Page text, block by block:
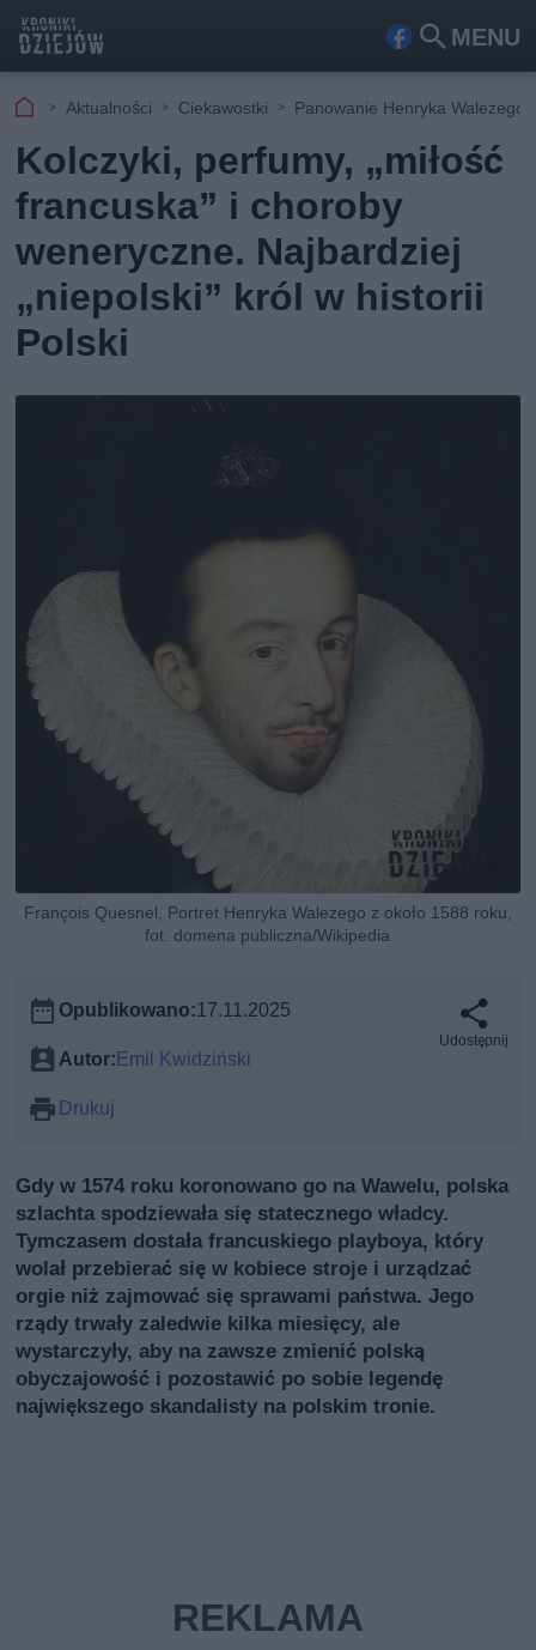
MENU
Fa
ook
Szu
kaj
Aktualności Ciekawostki Panowanie Henryka Walezego
Kolczyki, perfumy, „miłość
francuska” i choroby
weneryczne. Najbardziej
„niepolski” król w historii
Polski
François Quesnel, Portret Henryka Walezego z około 1588 roku,
fot. domena publiczna/Wikipedia
Opublikowano:17.11.2025
Autor: Emil Kwidziński
Drukuj
Udostępnij
Gdy w 1574 roku koronowano go na Wawelu, polska
szlachta spodziewała się statecznego władcy.
Tymczasem dostała francuskiego playboya, który
wolał przebierać się w kobiece stroje i urządzać
orgie niż zajmować się sprawami państwa. Jego
rządy trwały zaledwie kilka miesięcy, ale
wystarczyły, aby na zawsze zmienić polską
obyczajowość i pozostawić po sobie legendę
największego skandalisty na polskim tronie.